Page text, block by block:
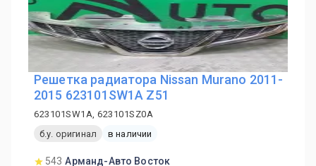
Решетка радиатора Nissan Murano 2011-
2015 623101SW1A Z51
623101SW1A, 623101SZ0A
б.у. оригинал
в наличии
543 Арманд-Авто Восток